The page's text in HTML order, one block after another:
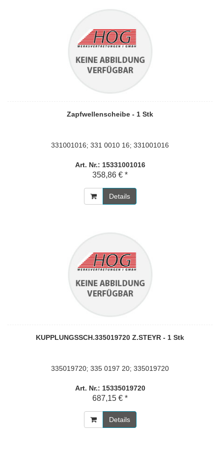
Zapfwellenscheibe - 1 Stk
331001016; 331 0010 16; 331001016
Art. Nr.: 15331001016
358,86 € *
Details
KUPPLUNGSSCH.335019720 Z.STEYR - 1 Stk
335019720; 335 0197 20; 335019720
Art. Nr.: 15335019720
687,15 € *
Details